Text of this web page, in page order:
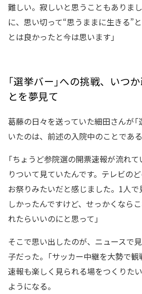
難しい。寂しいと思うこともありま
に、思い切って“思うままに生きる”
とは良かったと今は思います」
「選挙バー」への挑戦、いつ
とを夢見て
葛藤の日々を送っていた細田さんが「
いたのは、前述の入院中のことである
「ちょうど参院選の開票速報が流れ
りついて見ていたんです。テレビのど
お祭りみたいだと感じました。1人
しかったんですけど、せっかくなら
れたらいいのにと思って」
そこで思い出したのが、ニュースで
子だった。「サッカー中継を大勢で
速報も楽しく見られる場をつくりた
ようになる。